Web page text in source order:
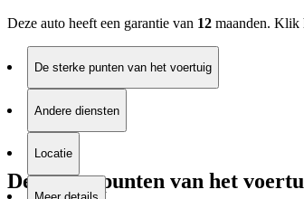
Deze auto heeft een garantie van 12 maanden. Klik
De sterke punten van het voertuig
Andere diensten
Locatie
De sterke punten van het